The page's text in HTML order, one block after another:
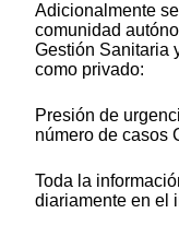
Adicionalmente
comunidad
Gestión Sanitaria
como privado:
Presión de
número de casos
Toda la
diariamente en el